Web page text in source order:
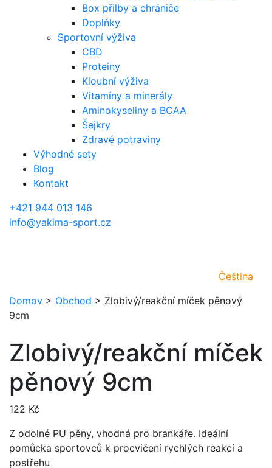
Box přilby a chrániče
Doplňky
Sportovní výživa
CBD
Proteiny
Kloubní výživa
Vitamíny a minerály
Aminokyseliny a BCAA
Šejkry
Zdravé potraviny
Výhodné sety
Blog
Kontakt
+421 944 013 146
info@yakima-sport.cz
Čeština
Domov > Obchod > Zlobivý/reakční míček pěnový
9cm
Zlobivý/reakční míček
pěnový 9cm
122 Kč
Z odolné PU pěny, vhodná pro brankáře. Ideální
pomůcka sportovců k procvičení rychlých reakcí a
postřehu